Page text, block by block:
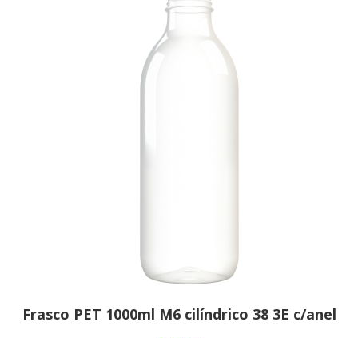
Frasco PET 1000ml M6 cilíndrico 38 3E c/anel